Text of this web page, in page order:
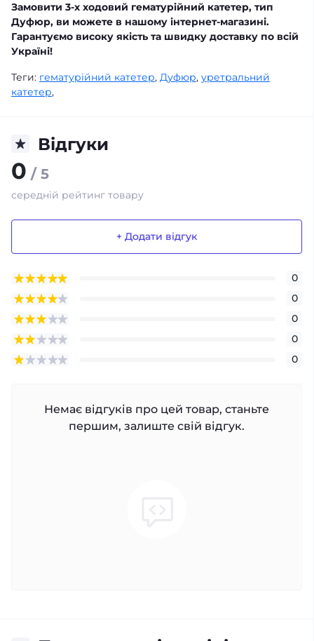
Замовити 3-х ходовий гематурійний катетер, тип
Дуфюр, ви можете в нашому інтернет-магазині.
Гарантуємо високу якість та швидку доставку по всій
Україні!
Теги: гематурійний катетер, Дуфюр, уретральний
катетер,
Відгуки
0 / 5
середній рейтинг товару
+ Додати відгук
0
0
0
0
0
Немає відгуків про цей товар, станьте
першим, залиште свій відгук.